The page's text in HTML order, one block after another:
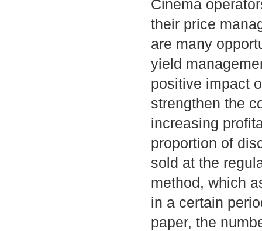
Cinema
their price
are many
yield
positive impact
strengthen the
increasing
proportion of
sold at the
method, which
in a certain
paper, the